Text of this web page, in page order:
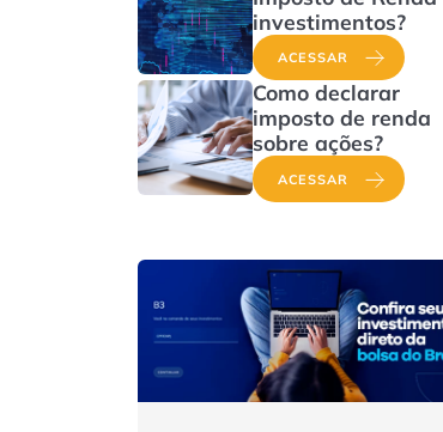
investimentos?
ACESSAR
Como declarar
imposto de renda
sobre ações?
ACESSAR